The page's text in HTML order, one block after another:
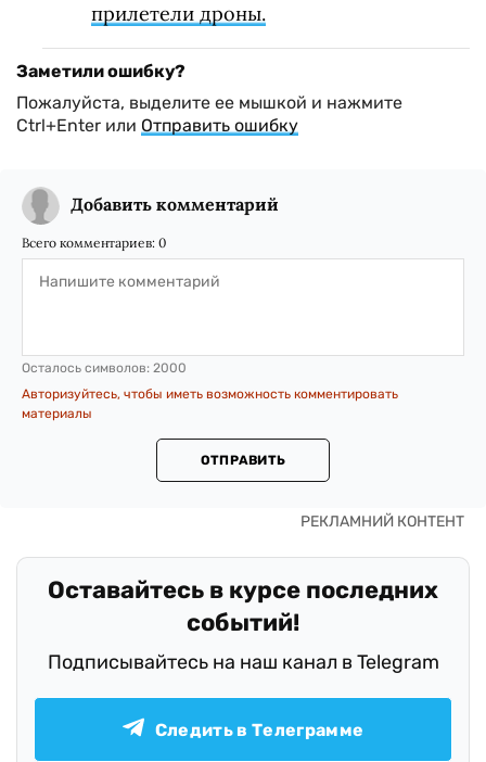
прилетели дроны.
Заметили ошибку?
Пожалуйста, выделите ее мышкой и нажмите
Ctrl+Enter или Отправить ошибку
Добавить комментарий
Всего комментариев: 0
Осталось символов: 2000
Авторизуйтесь, чтобы иметь возможность комментировать
материалы
ОТПРАВИТЬ
Оставайтесь в курсе последних
событий!
Подписывайтесь на наш канал в Telegram
Следить в Телеграмме